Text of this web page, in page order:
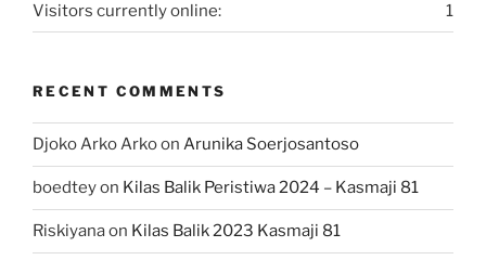
1
Visitors currently online:
RECENT COMMENTS
Djoko Arko Arkoon Arunika Soerjosantoso
boedteyon Kilas Balik Peristiwa 2024 – Kasmaji 81
Riskiyanaon Kilas Balik 2023 Kasmaji 81